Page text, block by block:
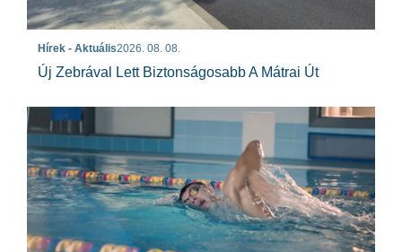
Hírek - Aktuális2026. 08. 08.
Új Zebrával Lett Biztonságosabb A Mátrai Út